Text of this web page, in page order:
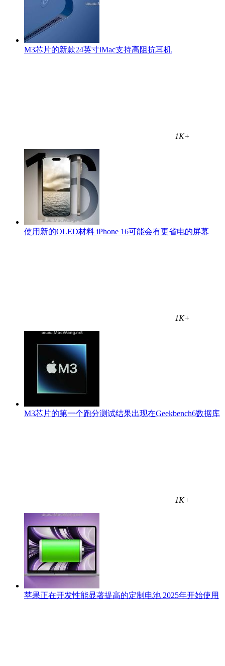
M3芯片的新款24英寸iMac支持高阻抗耳机
1K+
使用新的OLED材料 iPhone 16可能会有更省电的屏幕
1K+
M3芯片的第一个跑分测试结果出现在Geekbench6数据库
1K+
苹果正在开发性能显著提高的定制电池 2025年开始使用